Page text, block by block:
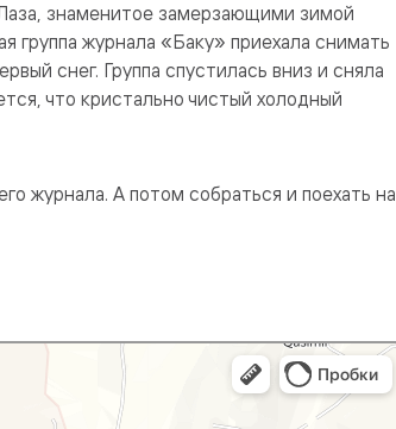
знаменитое замерзающими зимой
журнала «Баку» приехала снимать
снег. Группа спустилась вниз и сняла
что кристально чистый холодный
журнала. А потом собраться и поехать на